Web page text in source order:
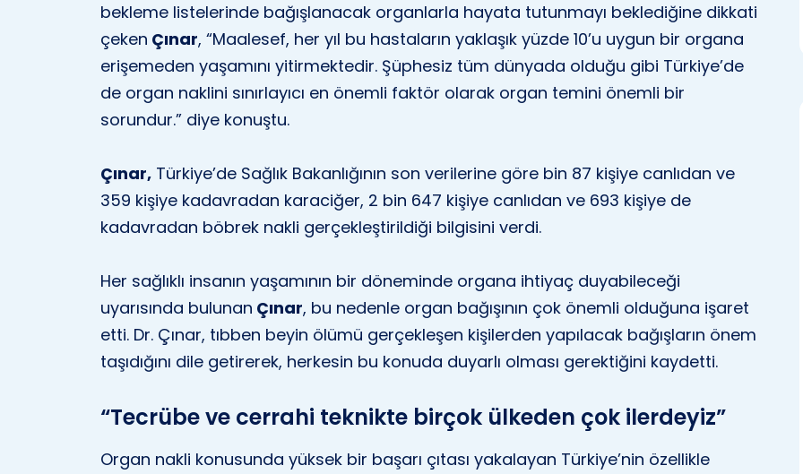
bekleme listelerinde bağışlanacak organlarla hayata tutunmayı beklediğine dikkati
çeken Çınar, “Maalesef, her yıl bu hastaların yaklaşık yüzde 10’u uygun bir organa
erişemeden yaşamını yitirmektedir. Şüphesiz tüm dünyada olduğu gibi Türkiye’de
de organ naklini sınırlayıcı en önemli faktör olarak organ temini önemli bir
sorundur.” diye konuştu.
Çınar, Türkiye’de Sağlık Bakanlığının son verilerine göre bin 87 kişiye canlıdan ve
359 kişiye kadavradan karaciğer, 2 bin 647 kişiye canlıdan ve 693 kişiye de
kadavradan böbrek nakli gerçekleştirildiği bilgisini verdi.
Her sağlıklı insanın yaşamının bir döneminde organa ihtiyaç duyabileceği
uyarısında bulunan Çınar, bu nedenle organ bağışının çok önemli olduğuna işaret
etti. Dr. Çınar, tıbben beyin ölümü gerçekleşen kişilerden yapılacak bağışların önem
taşıdığını dile getirerek, herkesin bu konuda duyarlı olması gerektiğini kaydetti.
“Tecrübe ve cerrahi teknikte birçok ülkeden çok ilerdeyiz”
Organ nakli konusunda yüksek bir başarı çıtası yakalayan Türkiye’nin özellikle